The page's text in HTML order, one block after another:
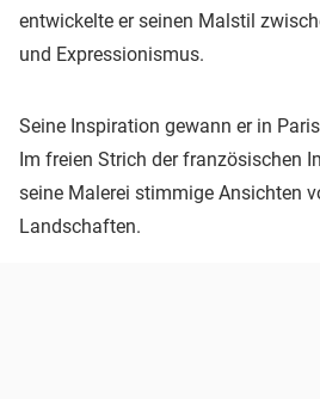
entwickelte er seinen Malstil
und Expressionismus.
Seine Inspiration gewann er in
Im freien Strich der französischen
seine Malerei stimmige Ansichten
Landschaften.